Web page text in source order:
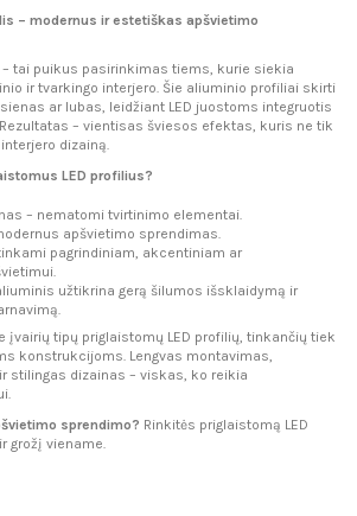
– modernus ir estetiškas apšvietimo
– tai puikus pasirinkimas tiems, kurie siekia
ir tvarkingo interjero. Šie aliuminio profiliai skirti
ar lubas, leidžiant LED juostoms integruotis
– vientisas šviesos efektas, kuris ne tik
dizainą.
LED profilius?
– nematomi tvirtinimo elementai.
apšvietimo sprendimas.
pagrindiniam, akcentiniam ar
užtikrina gerą šilumos išsklaidymą ir
įvairių tipų priglaistomų LED profilių, tinkančių tiek
konstrukcijoms. Lengvas montavimas,
stilingas dizainas – viskas, ko reikia
sprendimo? Rinkitės priglaistomą LED
grožį viename.